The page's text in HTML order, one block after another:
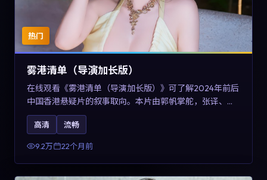
热门
雾港清单（导演加长版）
在线观看《雾港清单（导演加长版）》可了解2024年前后
中国香港悬疑片的叙事取向。本片由郭帆掌舵，张译、王
景春与咏梅主演，情节通过音乐与声音设计强化情绪张
力，兼具娱乐性与讨论空间，适合作为片单补充与类型对
比参考。
高清 流畅
9.2万 22个月前